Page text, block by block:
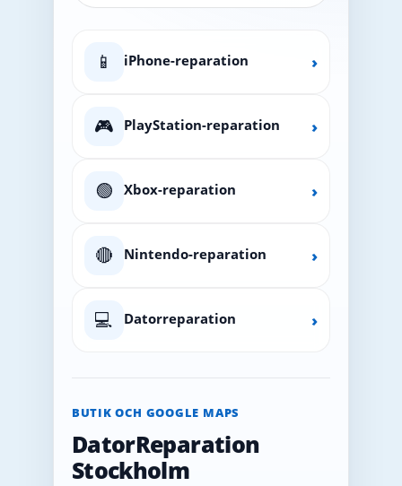
📱 iPhone-reparation ›
🎮 PlayStation-reparation ›
🟢 Xbox-reparation ›
🔴 Nintendo-reparation ›
💻 Datorreparation ›
BUTIK OCH GOOGLE MAPS
DatorReparation
Stockholm